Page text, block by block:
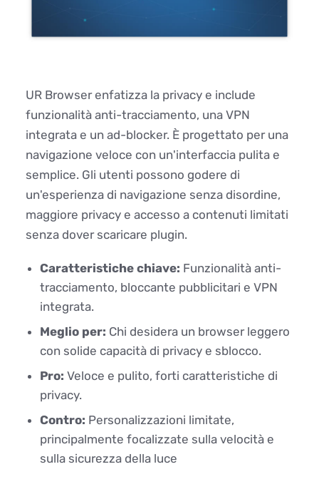
UR Browser enfatizza la privacy e include
funzionalità anti-tracciamento, una VPN
integrata e un ad-blocker. È progettato per una
navigazione veloce con un'interfaccia pulita e
semplice. Gli utenti possono godere di
un'esperienza di navigazione senza disordine,
maggiore privacy e accesso a contenuti limitati
senza dover scaricare plugin.
Caratteristiche chiave: Funzionalità anti-
tracciamento, bloccante pubblicitari e VPN
integrata.
Meglio per: Chi desidera un browser leggero
con solide capacità di privacy e sblocco.
Pro: Veloce e pulito, forti caratteristiche di
privacy.
Contro: Personalizzazioni limitate,
principalmente focalizzate sulla velocità e
sulla sicurezza della luce